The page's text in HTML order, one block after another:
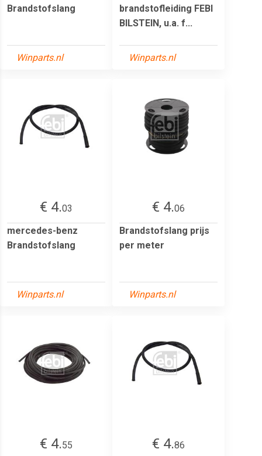
Brandstofslang
Winparts.nl
brandstofleiding FEBI
BILSTEIN, u.a. f...
Winparts.nl
€ 4.03
mercedes-benz
Brandstofslang
Winparts.nl
€ 4.06
Brandstofslang prijs
per meter
Winparts.nl
€ 4.55
€ 4.86